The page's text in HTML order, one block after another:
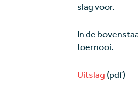
slag voor.
In de
toernooi.
Uitslag (pdf)